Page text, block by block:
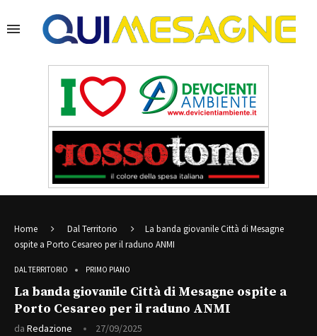
Home Dal Territorio
La banda giovanile Città di Mesagne
ospite a Porto Cesareo per il raduno ANMI
DAL TERRITORIO PRIMO PIANO
La banda giovanile Città di Mesagne ospite a
Porto Cesareo per il raduno ANMI
da Redazione 27/09/2025